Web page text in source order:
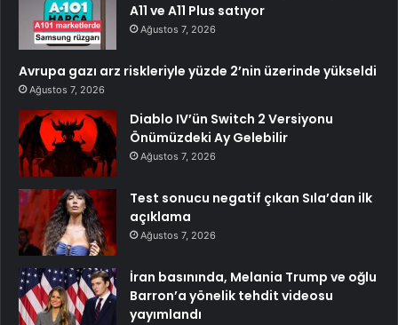
A11 ve A11 Plus satıyor
Ağustos 7, 2026
Avrupa gazı arz riskleriyle yüzde 2’nin üzerinde yükseldi
Ağustos 7, 2026
Diablo IV’ün Switch 2 Versiyonu
Önümüzdeki Ay Gelebilir
Ağustos 7, 2026
Test sonucu negatif çıkan Sıla’dan ilk
açıklama
Ağustos 7, 2026
İran basınında, Melania Trump ve oğlu
Barron’a yönelik tehdit videosu
yayımlandı